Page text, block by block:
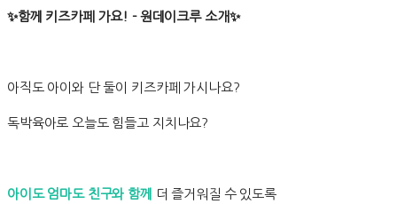
✨함께 키즈카페 가요! - 원데이크루 소개✨
아직도 아이와 단 둘이 키즈카페 가시나요?
독박육아로 오늘도 힘들고 지치나요?
아이도 엄마도 친구와 함께 더 즐거워질 수 있도록